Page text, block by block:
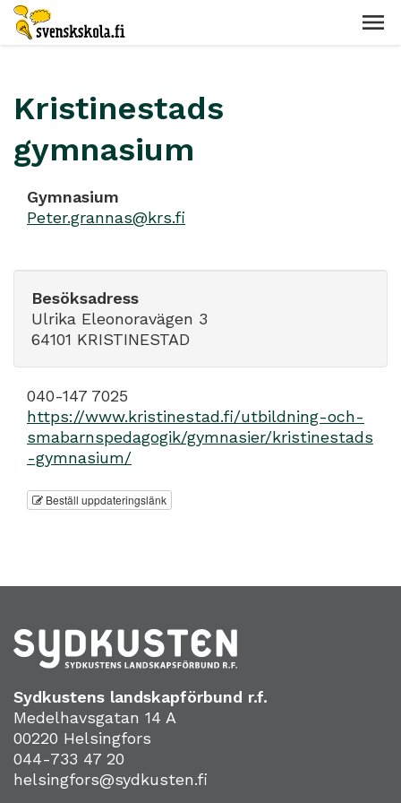
Kristinestads
gymnasium
Gymnasium
Peter.grannas@krs.fi
Besöksadress
Ulrika Eleonoravägen 3
64101 KRISTINESTAD
040-147 7025
https://www.kristinestad.fi/utbildning-och-
smabarnspedagogik/gymnasier/kristinestads
-gymnasium/
Beställ uppdateringslänk
Sydkustens landskapförbund r.f.
Medelhavsgatan 14 A
00220 Helsingfors
044-733 47 20
helsingfors@sydkusten.fi